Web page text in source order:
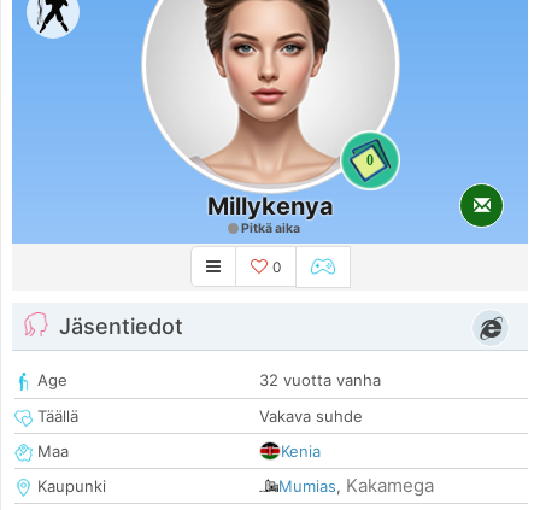
0
Millykenya
Pitkä aika
0
Jäsentiedot
Age
32 vuotta vanha
Täällä
Vakava suhde
Maa
Kenia
Kaupunki
Mumias, Kakamega